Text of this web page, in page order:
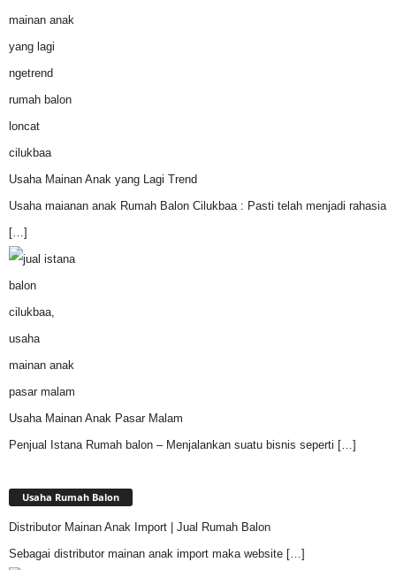
Usaha Mainan Anak yang Lagi Trend
Usaha maianan anak Rumah Balon Cilukbaa : Pasti telah menjadi rahasia
[…]
Usaha Mainan Anak Pasar Malam
Penjual Istana Rumah balon – Menjalankan suatu bisnis seperti […]
Usaha Rumah Balon
Distributor Mainan Anak Import | Jual Rumah Balon
Sebagai distributor mainan anak import maka website […]